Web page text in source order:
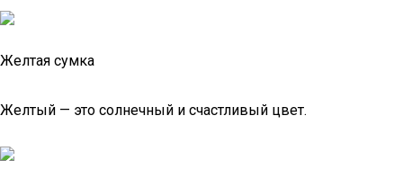
Желтая сумка
Желтый — это солнечный и счастливый цвет.